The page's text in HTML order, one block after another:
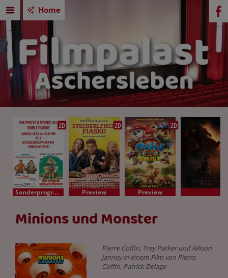
Home
2D
Sonderprogramm
2D
Preview
2D
Preview
Minions und Monster
Pierre Coffin, Trey Parker und Allison
Janney in einem Film von Pierre
Coffin, Patrick Delage